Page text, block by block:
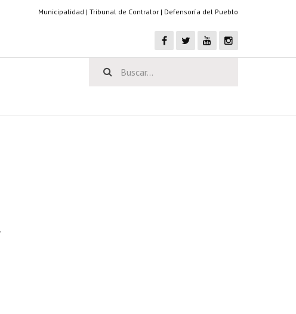
Municipalidad | Tribunal de Contralor | Defensoría del Pueblo